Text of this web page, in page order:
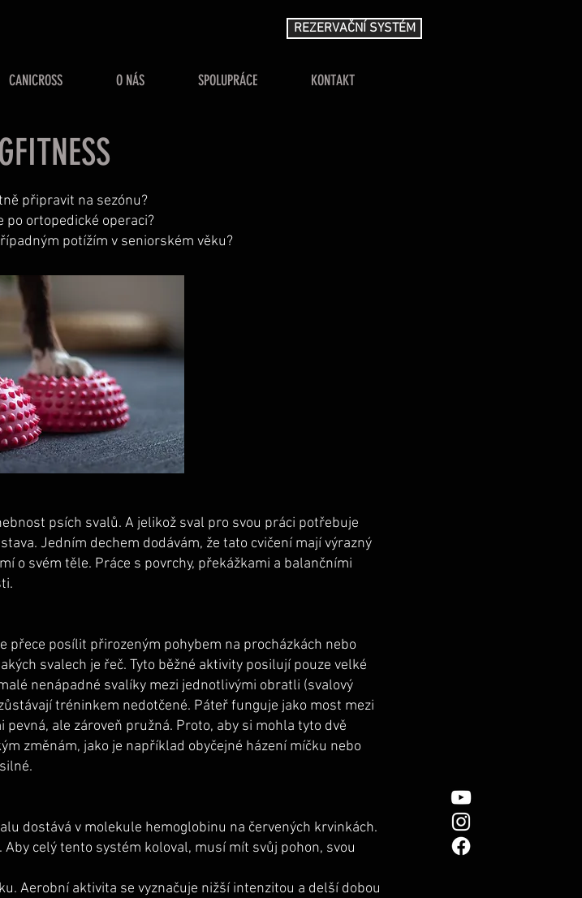
REZERVAČNÍ SYSTÉM
CANICROSS O NÁS SPOLUPRÁCE KONTAKT
připravit na sezónu?
po ortopedické operaci?
potížím v seniorském věku?
psích svalů. A jelikož sval pro svou práci potřebuje
Jedním dechem dodávám, že tato cvičení mají výrazný
o svém těle. Práce s povrchy, překážkami a balančními
přece posílit přirozeným pohybem na procházkách nebo
svalech je řeč. Tyto běžné aktivity posilují pouze velké
nenápadné svalíky mezi jednotlivými obratli (svalový
tréninkem nedotčené. Páteř funguje jako most mezi
ale zároveň pružná. Proto, aby si mohla tyto dvě
změnám, jako je například obyčejné házení míčku nebo
dostává v molekule hemoglobinu na červených krvinkách.
celý tento systém koloval, musí mít svůj pohon, svou
Aerobní aktivita se vyznačuje nižší intenzitou a delší dobou